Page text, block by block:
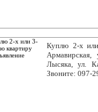
Куплю 2-х
Армавирская,
Лысяка, ул.
Звоните: 097-